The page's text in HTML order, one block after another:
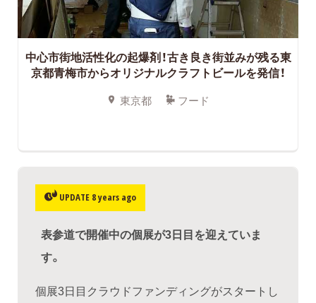
中心市街地活性化の起爆剤！古き良き街並みが残る東
京都青梅市からオリジナルクラフトビールを発信！
東京都 フード
UPDATE 8 years ago
表参道で開催中の個展が3日目を迎えていま
す。
個展3日目クラウドファンディングがスタートし